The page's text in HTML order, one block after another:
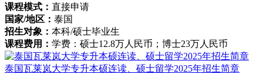
课程模式： 直接申请
国家/地区： 泰国
招生对象： 本科/硕士毕业生
课程费用： 学费：硕士12.8万人民币；博士23万人民币
泰国瓦莱岚大学专升本硕连读、硕士留学2025年招生简章